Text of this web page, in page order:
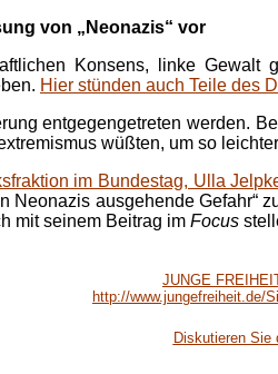
von „Neonazis“ vor
Konsens, linke
Hier stünden auch Teile des
entgegengetreten werden.
wüßten, um so
im Bundestag, Ulla
Neonazis ausgehende
mit seinem Beitrag im Focus
JUNGE
http://www.jungefreiheit.de/
Diskutieren Sie